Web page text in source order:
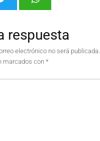
respuesta
electrónico no será publicada.
marcados con *